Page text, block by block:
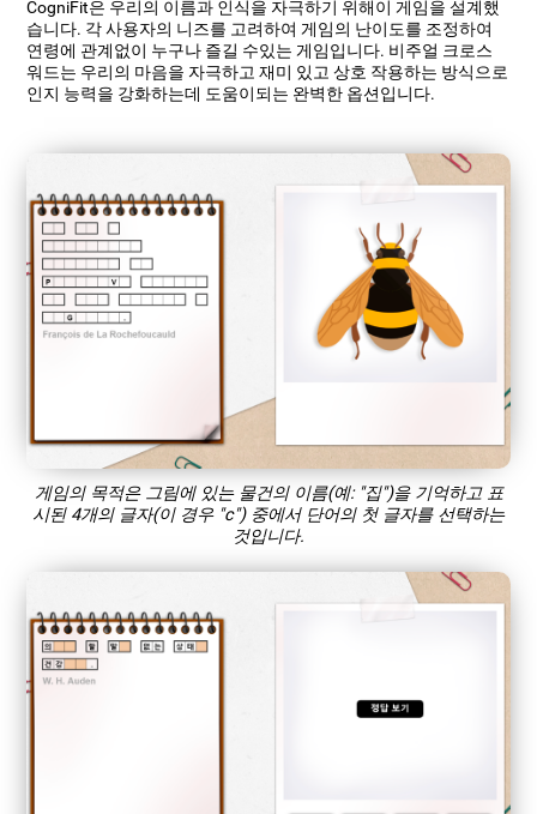
CogniFit은 우리의 이름과 인식을 자극하기 위해이 게임을 설계했
습니다. 각 사용자의 니즈를 고려하여 게임의 난이도를 조정하여
연령에 관계없이 누구나 즐길 수있는 게임입니다. 비주얼 크로스
워드는 우리의 마음을 자극하고 재미 있고 상호 작용하는 방식으로
인지 능력을 강화하는데 도움이되는 완벽한 옵션입니다.
게임의 목적은 그림에 있는 물건의 이름(예: "집")을 기억하고 표
시된 4개의 글자(이 경우 "c") 중에서 단어의 첫 글자를 선택하는
것입니다.